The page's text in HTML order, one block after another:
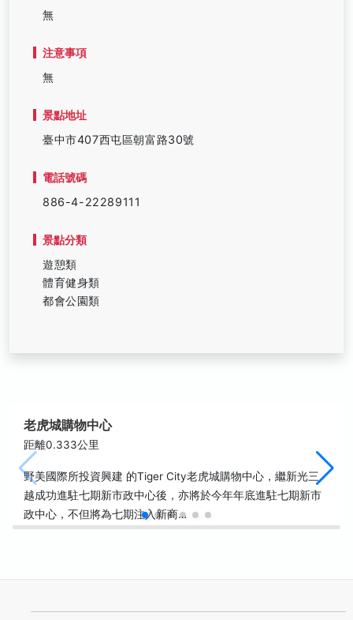
無
注意事項
無
景點地址
臺中市407西屯區朝富路30號
電話號碼
886-4-22289111
景點分類
遊憩類
體育健身類
都會公園類
老虎城購物中心
距離0.333公里
野美國際所投資興建 的Tiger City老虎城購物中心，繼新光三
越成功進駐七期新市政中心後，亦將於今年年底進駐七期新市
政中心，不但將為七期注入新商…